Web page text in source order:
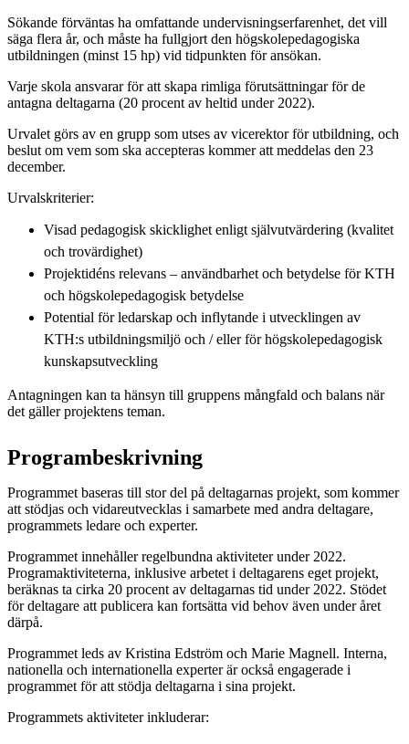
Sökande förväntas ha omfattande undervisningserfarenhet, det vill
säga flera år, och måste ha fullgjort den högskolepedagogiska
utbildningen (minst 15 hp) vid tidpunkten för ansökan.
Varje skola ansvarar för att skapa rimliga förutsättningar för de
antagna deltagarna (20 procent av heltid under 2022).
Urvalet görs av en grupp som utses av vicerektor för utbildning, och
beslut om vem som ska accepteras kommer att meddelas den 23
december.
Urvalskriterier:
Visad pedagogisk skicklighet enligt självutvärdering (kvalitet
och trovärdighet)
Projektidéns relevans – användbarhet och betydelse för KTH
och högskolepedagogisk betydelse
Potential för ledarskap och inflytande i utvecklingen av
KTH:s utbildningsmiljö och / eller för högskolepedagogisk
kunskapsutveckling
Antagningen kan ta hänsyn till gruppens mångfald och balans när
det gäller projektens teman.
Programbeskrivning
Programmet baseras till stor del på deltagarnas projekt, som kommer
att stödjas och vidareutvecklas i samarbete med andra deltagare,
programmets ledare och experter.
Programmet innehåller regelbundna aktiviteter under 2022.
Programaktiviteterna, inklusive arbetet i deltagarens eget projekt,
beräknas ta cirka 20 procent av deltagarnas tid under 2022. Stödet
för deltagare att publicera kan fortsätta vid behov även under året
därpå.
Programmet leds av Kristina Edström och Marie Magnell. Interna,
nationella och internationella experter är också engagerade i
programmet för att stödja deltagarna i sina projekt.
Programmets aktiviteter inkluderar: